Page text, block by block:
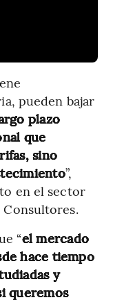
pueden bajar
plazo
que
sino
”,
en el sector
“el mercado
hace tiempo
y
queremos